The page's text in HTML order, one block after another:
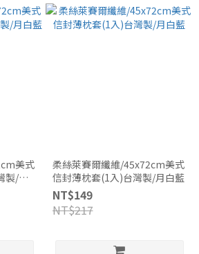
美式
製/月
柔絲萊賽爾纖維/45x72cm美式
信封薄枕套(1入)台灣製/月白藍
NT$149
NT$217